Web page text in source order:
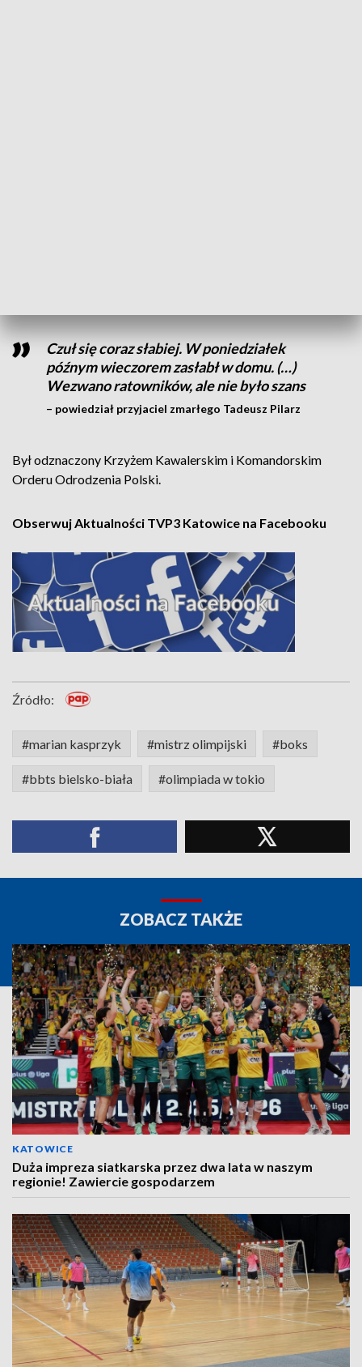
Czuł się coraz słabiej. W poniedziałek
późnym wieczorem zasłabł w domu. (…)
Wezwano ratowników, ale nie było szans
– powiedział przyjaciel zmarłego Tadeusz Pilarz
Był odznaczony Krzyżem Kawalerskim i Komandorskim
Orderu Odrodzenia Polski.
Obserwuj Aktualności TVP3 Katowice na Facebooku
Źródło:
#marian kasprzyk #mistrz olimpijski #boks
#bbts bielsko-biała #olimpiada w tokio
ZOBACZ TAKŻE
KATOWICE
Duża impreza siatkarska przez dwa lata w naszym
regionie! Zawiercie gospodarzem